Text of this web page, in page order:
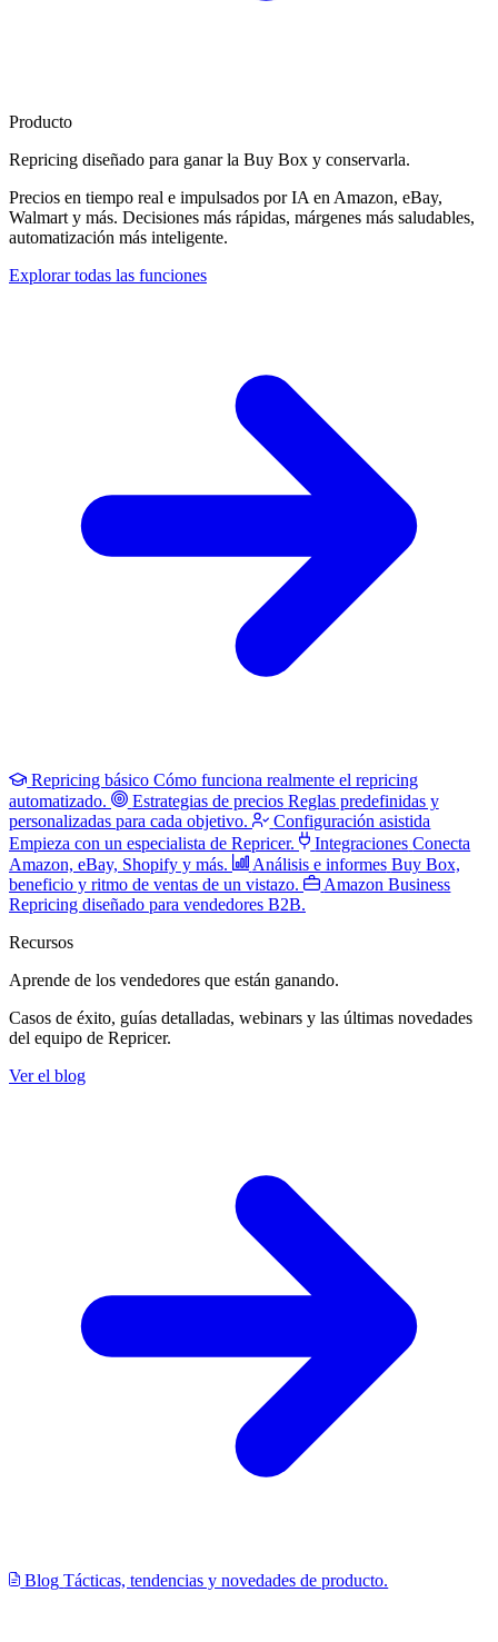
Producto
Repricing diseñado para ganar la Buy Box y conservarla.
Precios en tiempo real e impulsados por IA en Amazon, eBay,
Walmart y más. Decisiones más rápidas, márgenes más saludables,
automatización más inteligente.
Explorar todas las funciones
Repricing básico Cómo funciona realmente el repricing
automatizado.
Estrategias de precios Reglas predefinidas y
personalizadas para cada objetivo.
Configuración asistida
Empieza con un especialista de Repricer.
Integraciones Conecta
Amazon, eBay, Shopify y más.
Análisis e informes Buy Box,
beneficio y ritmo de ventas de un vistazo.
Amazon Business
Repricing diseñado para vendedores B2B.
Recursos
Aprende de los vendedores que están ganando.
Casos de éxito, guías detalladas, webinars y las últimas novedades
del equipo de Repricer.
Ver el blog
Blog Tácticas, tendencias y novedades de producto.